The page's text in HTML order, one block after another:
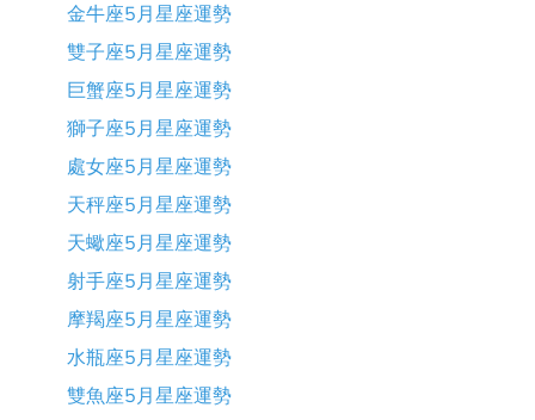
金牛座5月星座運勢
雙子座5月星座運勢
巨蟹座5月星座運勢
獅子座5月星座運勢
處女座5月星座運勢
天秤座5月星座運勢
天蠍座5月星座運勢
射手座5月星座運勢
摩羯座5月星座運勢
水瓶座5月星座運勢
雙魚座5月星座運勢